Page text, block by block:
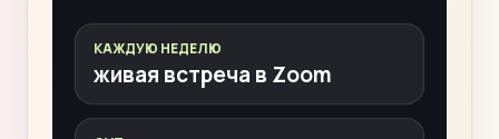
КАЖДУЮ НЕДЕЛЮ
живая встреча в Zoom